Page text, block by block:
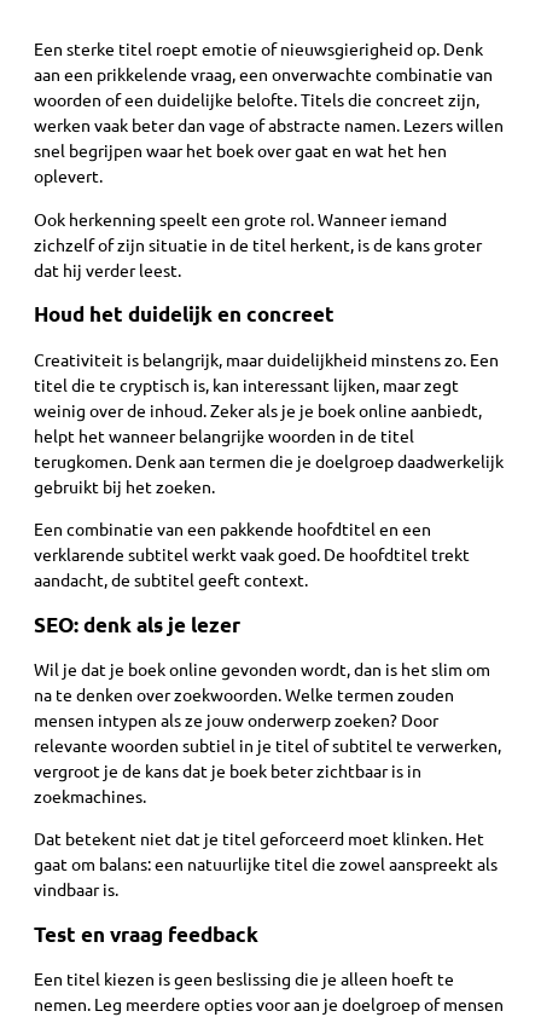
Een sterke titel roept emotie of nieuwsgierigheid op. Denk
aan een prikkelende vraag, een onverwachte combinatie van
woorden of een duidelijke belofte. Titels die concreet zijn,
werken vaak beter dan vage of abstracte namen. Lezers willen
snel begrijpen waar het boek over gaat en wat het hen
oplevert.
Ook herkenning speelt een grote rol. Wanneer iemand
zichzelf of zijn situatie in de titel herkent, is de kans groter
dat hij verder leest.
Houd het duidelijk en concreet
Creativiteit is belangrijk, maar duidelijkheid minstens zo. Een
titel die te cryptisch is, kan interessant lijken, maar zegt
weinig over de inhoud. Zeker als je je boek online aanbiedt,
helpt het wanneer belangrijke woorden in de titel
terugkomen. Denk aan termen die je doelgroep daadwerkelijk
gebruikt bij het zoeken.
Een combinatie van een pakkende hoofdtitel en een
verklarende subtitel werkt vaak goed. De hoofdtitel trekt
aandacht, de subtitel geeft context.
SEO: denk als je lezer
Wil je dat je boek online gevonden wordt, dan is het slim om
na te denken over zoekwoorden. Welke termen zouden
mensen intypen als ze jouw onderwerp zoeken? Door
relevante woorden subtiel in je titel of subtitel te verwerken,
vergroot je de kans dat je boek beter zichtbaar is in
zoekmachines.
Dat betekent niet dat je titel geforceerd moet klinken. Het
gaat om balans: een natuurlijke titel die zowel aanspreekt als
vindbaar is.
Test en vraag feedback
Een titel kiezen is geen beslissing die je alleen hoeft te
nemen. Leg meerdere opties voor aan je doelgroep of mensen